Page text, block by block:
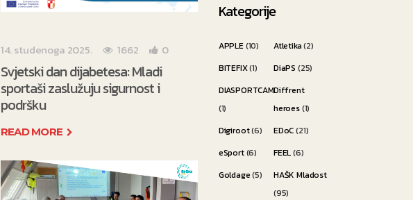
14. studenoga 2025. 1662 0
Svjetski dan dijabetesa: Mladi
sportaši zaslužuju sigurnost i
podršku
READ MORE
Kategorije
APPLE(10) Atletika(2)
BITEFIX(1) DiaPS (25)
DIASPORTCAMP
(1)
Diffrent
heroes(1)
Digiroot(6) EDoC(21)
eSport(6) FEEL(6)
Goldage(5)
HAŠK Mladost
(95)